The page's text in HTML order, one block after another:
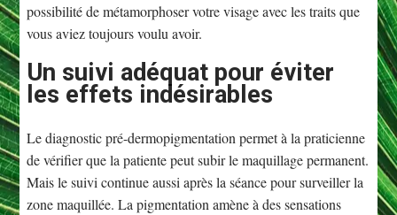
possibilité de métamorphoser votre visage avec les traits que
vous aviez toujours voulu avoir.
Un suivi adéquat pour éviter
les effets indésirables
Le diagnostic pré-dermopigmentation permet à la praticienne
de vérifier que la patiente peut subir le maquillage permanent.
Mais le suivi continue aussi après la séance pour surveiller la
zone maquillée. La pigmentation amène à des sensations